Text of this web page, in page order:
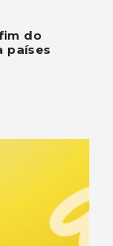
do
países